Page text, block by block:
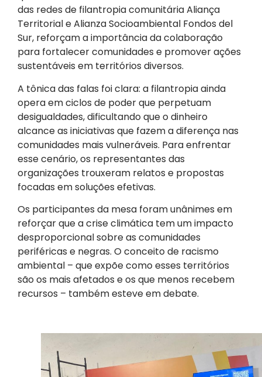
das redes de filantropia comunitária Aliança
Territorial e Alianza Socioambiental Fondos del
Sur, reforçam a importância da colaboração
para fortalecer comunidades e promover ações
sustentáveis em territórios diversos.
A tônica das falas foi clara: a filantropia ainda
opera em ciclos de poder que perpetuam
desigualdades, dificultando que o dinheiro
alcance as iniciativas que fazem a diferença nas
comunidades mais vulneráveis. Para enfrentar
esse cenário, os representantes das
organizações trouxeram relatos e propostas
focadas em soluções efetivas.
Os participantes da mesa foram unânimes em
reforçar que a crise climática tem um impacto
desproporcional sobre as comunidades
periféricas e negras. O conceito de racismo
ambiental – que expõe como esses territórios
são os mais afetados e os que menos recebem
recursos – também esteve em debate.